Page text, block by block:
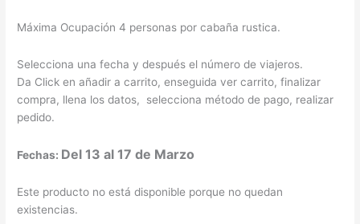
Máxima Ocupación 4 personas por cabaña rustica.
Selecciona una fecha y después el número de viajeros.
Da Click en añadir a carrito, enseguida ver carrito, finalizar
compra, llena los datos, selecciona método de pago, realizar
pedido.
Fechas: Del 13 al 17 de Marzo
Este producto no está disponible porque no quedan
existencias.